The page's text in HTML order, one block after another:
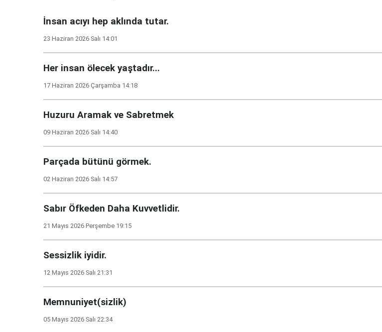
İnsan acıyı hep aklında tutar.
23 Haziran 2026 Salı 14:01
Her insan ölecek yaştadır...
17 Haziran 2026 Çarşamba 14:18
Huzuru Aramak ve Sabretmek
09 Haziran 2026 Salı 14:40
Parçada bütünü görmek.
02 Haziran 2026 Salı 14:57
Sabır Öfkeden Daha Kuvvetlidir.
21 Mayıs 2026 Perşembe 19:15
Sessizlik iyidir.
12 Mayıs 2026 Salı 21:31
Memnuniyet(sizlik)
05 Mayıs 2026 Salı 22:34